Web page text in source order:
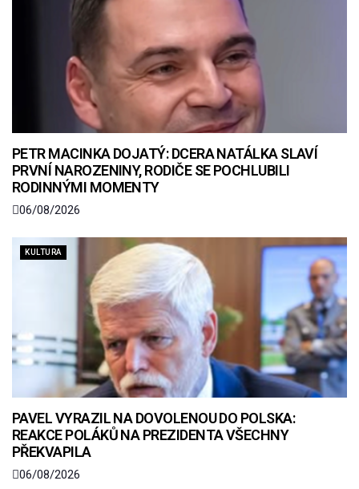
PETR MACINKA DOJATÝ: DCERA NATÁLKA SLAVÍ
PRVNÍ NAROZENINY, RODIČE SE POCHLUBILI
RODINNÝMI MOMENTY
06/08/2026
KULTURA
PAVEL VYRAZIL NA DOVOLENOU DO POLSKA:
REAKCE POLÁKŮ NA PREZIDENTA VŠECHNY
PŘEKVAPILA
06/08/2026